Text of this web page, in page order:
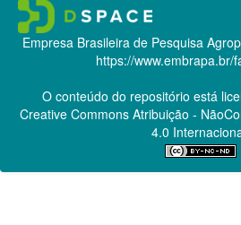
Empresa Brasileira de Pesquisa
https://www.embrapa.br/
O conteúdo do repositório está
Creative CommonsAtribuição -
4.0